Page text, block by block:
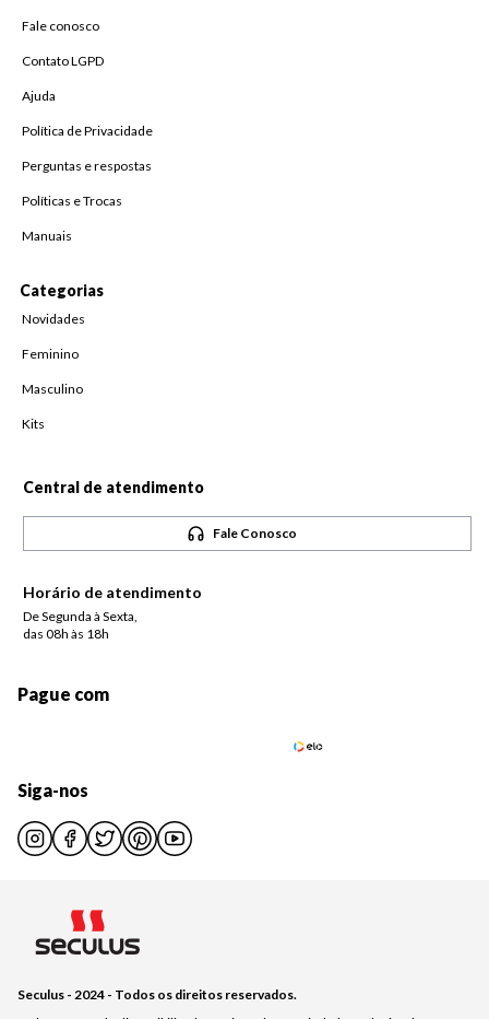
Fale conosco
Contato LGPD
Ajuda
Política de Privacidade
Perguntas e respostas
Políticas e Trocas
Manuais
Categorias
Novidades
Feminino
Masculino
Kits
Central de atendimento
Fale Conosco
Horário de atendimento
De Segunda à Sexta,
das 08h às 18h
Pague com
Siga-nos
Seculus - 2024 - Todos os direitos reservados.